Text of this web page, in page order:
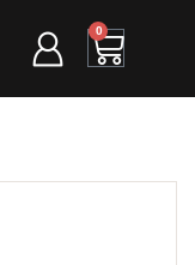
0